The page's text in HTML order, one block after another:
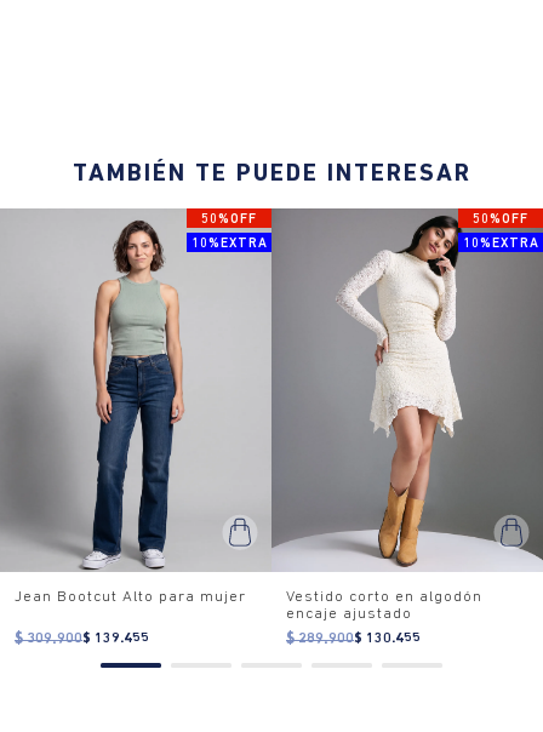
TAMBIÉN TE PUEDE INTERESAR
50%OFF
10%EXTRA
Jean Bootcut Alto para mujer
$ 309.900$ 139.455
50%OFF
10%EXTRA
Vestido corto en algodón
encaje ajustado
$ 289.900$ 130.455